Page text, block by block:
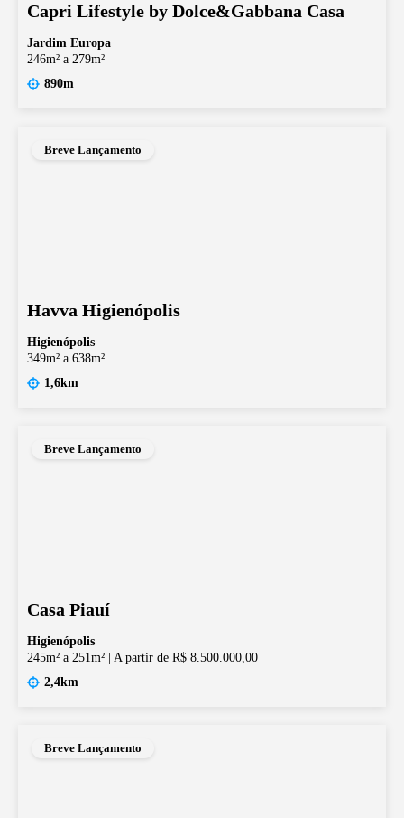
Capri Lifestyle by Dolce&Gabbana Casa
Jardim Europa
246m² a 279m²
890m
Breve Lançamento
Havva Higienópolis
Higienópolis
349m² a 638m²
1,6km
Breve Lançamento
Casa Piauí
Higienópolis
245m² a 251m²
A partir de R$ 8.500.000,00
2,4km
Breve Lançamento